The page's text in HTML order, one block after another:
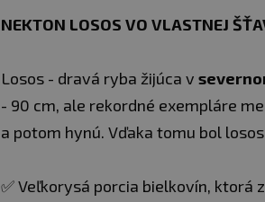
NEKTON LOSOS VO VLASTNEJ
Losos - dravá ryba žijúca v
- 90 cm, ale rekordné exempláre
a potom hynú. Vďaka tomu bol
✅ Veľkorysá porcia bielkovín, ktorá